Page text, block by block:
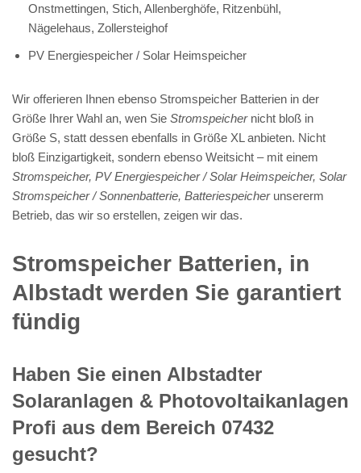
Onstmettingen, Stich, Allenberghöfe, Ritzenbühl,
Nägelehaus, Zollersteighof
PV Energiespeicher / Solar Heimspeicher
Wir offerieren Ihnen ebenso Stromspeicher Batterien in der
Größe Ihrer Wahl an, wen Sie Stromspeichernicht bloß in
Größe S, statt dessen ebenfalls in Größe XL anbieten. Nicht
bloß Einzigartigkeit, sondern ebenso Weitsicht – mit einem
Stromspeicher, PV Energiespeicher / Solar Heimspeicher, Solar
Stromspeicher / Sonnenbatterie, Batteriespeicherunsererm
Betrieb, das wir so erstellen, zeigen wir das.
Stromspeicher Batterien, in
Albstadt werden Sie garantiert
fündig
Haben Sie einen Albstadter
Solaranlagen & Photovoltaikanlagen
Profi aus dem Bereich 07432
gesucht?